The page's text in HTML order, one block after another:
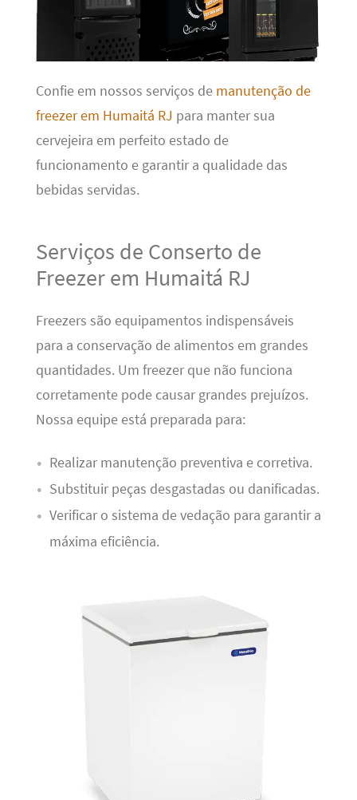
Confie em nossos serviços de manutenção de
freezer em Humaitá RJ para manter sua
cervejeira em perfeito estado de
funcionamento e garantir a qualidade das
bebidas servidas.
Serviços de Conserto de
Freezer em Humaitá RJ
Freezers são equipamentos indispensáveis
para a conservação de alimentos em grandes
quantidades. Um freezer que não funciona
corretamente pode causar grandes prejuízos.
Nossa equipe está preparada para:
Realizar manutenção preventiva e corretiva.
Substituir peças desgastadas ou danificadas.
Verificar o sistema de vedação para garantir a
máxima eficiência.